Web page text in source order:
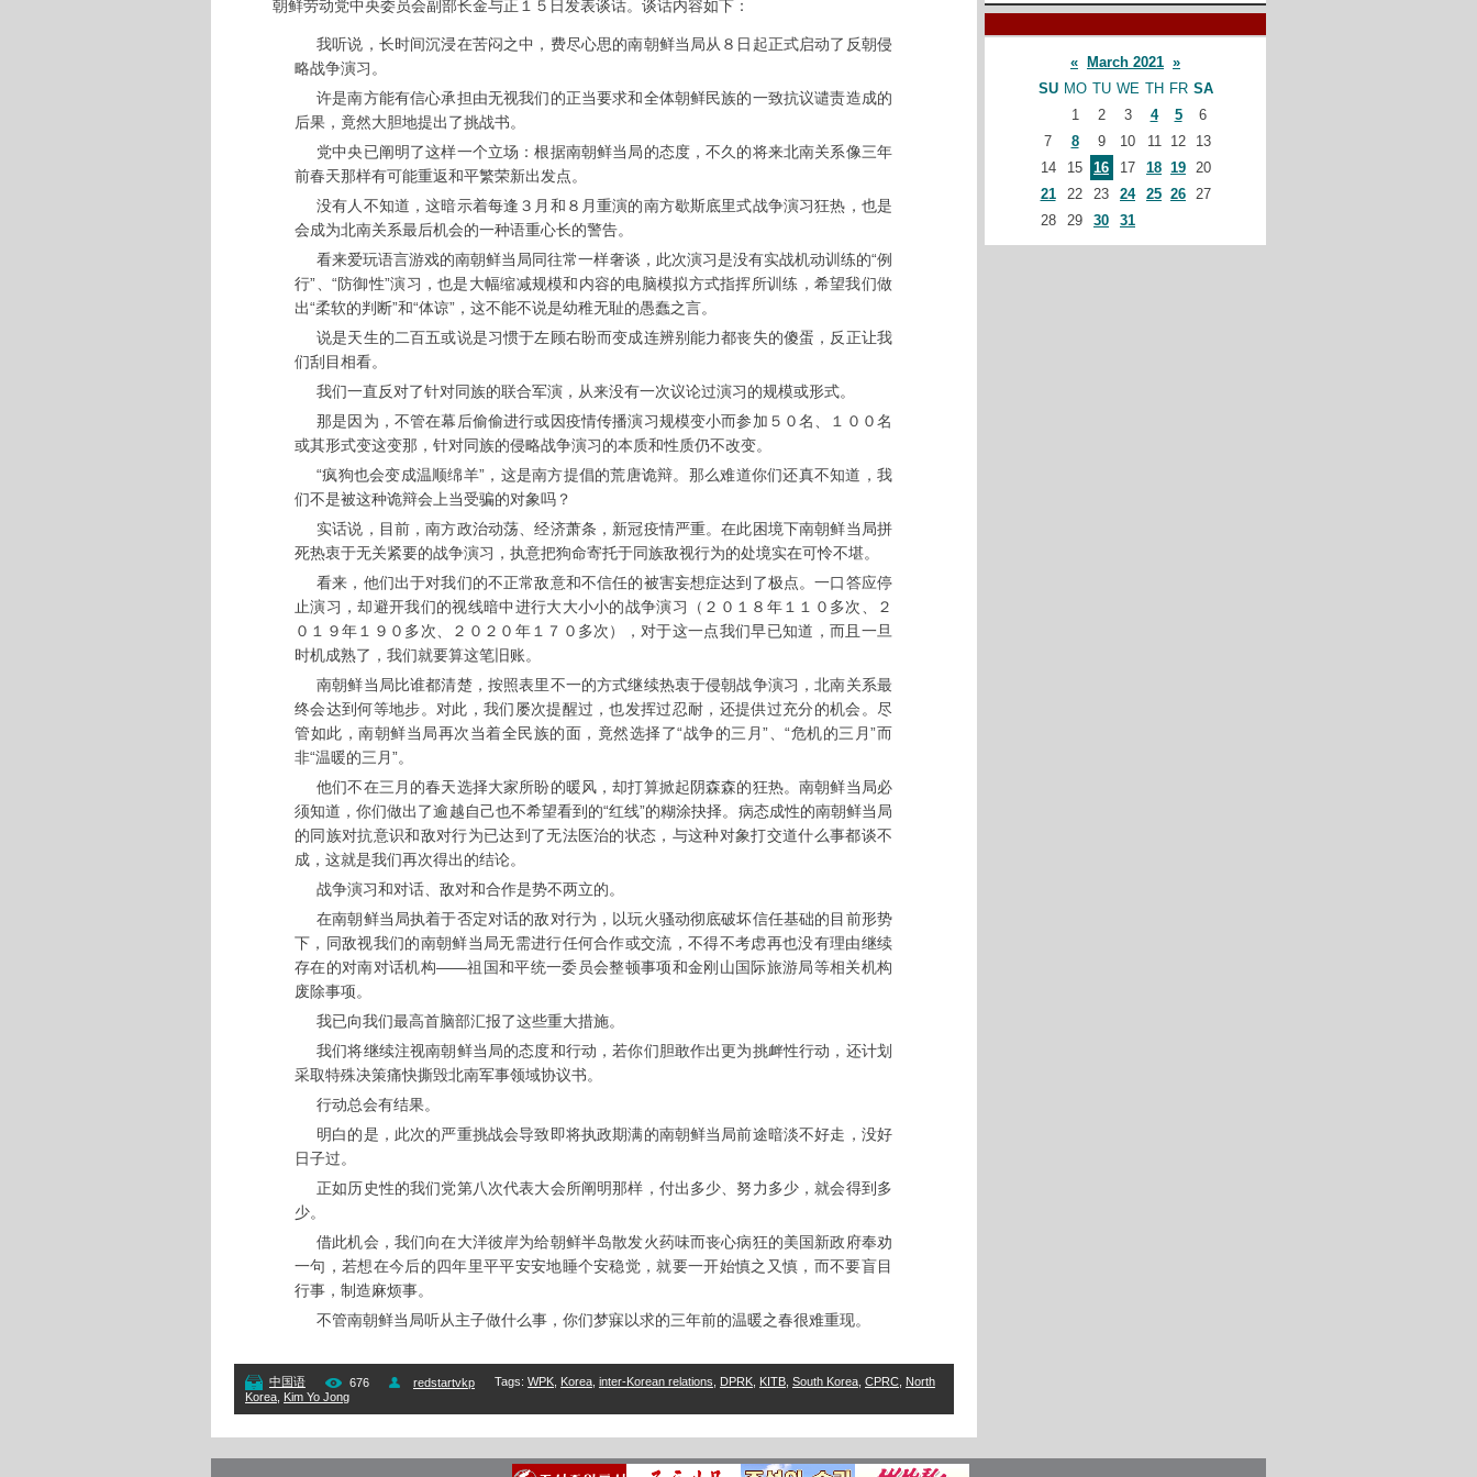
朝鲜劳动党中央委员会副部长金与正１５日发表谈话。谈话内容如下：
我听说，长时间沉浸在苦闷之中，费尽心思的南朝鲜当局从８日起正式启动了反朝侵
略战争演习。
许是南方能有信心承担由无视我们的正当要求和全体朝鲜民族的一致抗议谴责造成的
后果，竟然大胆地提出了挑战书。
党中央已阐明了这样一个立场：根据南朝鲜当局的态度，不久的将来北南关系像三年
前春天那样有可能重返和平繁荣新出发点。
没有人不知道，这暗示着每逢３月和８月重演的南方歇斯底里式战争演习狂热，也是
会成为北南关系最后机会的一种语重心长的警告。
看来爱玩语言游戏的南朝鲜当局同往常一样奢谈，此次演习是没有实战机动训练的“例
行”、“防御性”演习，也是大幅缩减规模和内容的电脑模拟方式指挥所训练，希望我们做
出“柔软的判断”和“体谅”，这不能不说是幼稚无耻的愚蠢之言。
说是天生的二百五或说是习惯于左顾右盼而变成连辨别能力都丧失的傻蛋，反正让我
们刮目相看。
我们一直反对了针对同族的联合军演，从来没有一次议论过演习的规模或形式。
那是因为，不管在幕后偷偷进行或因疫情传播演习规模变小而参加５０名、１００名
或其形式变这变那，针对同族的侵略战争演习的本质和性质仍不改变。
“疯狗也会变成温顺绵羊”，这是南方提倡的荒唐诡辩。那么难道你们还真不知道，我
们不是被这种诡辩会上当受骗的对象吗？
实话说，目前，南方政治动荡、经济萧条，新冠疫情严重。在此困境下南朝鲜当局拼
死热衷于无关紧要的战争演习，执意把狗命寄托于同族敌视行为的处境实在可怜不堪。
看来，他们出于对我们的不正常敌意和不信任的被害妄想症达到了极点。一口答应停
止演习，却避开我们的视线暗中进行大大小小的战争演习（２０１８年１１０多次、２
０１９年１９０多次、２０２０年１７０多次），对于这一点我们早已知道，而且一旦
时机成熟了，我们就要算这笔旧账。
南朝鲜当局比谁都清楚，按照表里不一的方式继续热衷于侵朝战争演习，北南关系最
终会达到何等地步。对此，我们屡次提醒过，也发挥过忍耐，还提供过充分的机会。尽
管如此，南朝鲜当局再次当着全民族的面，竟然选择了“战争的三月”、“危机的三月”而
非“温暖的三月”。
他们不在三月的春天选择大家所盼的暖风，却打算掀起阴森森的狂热。南朝鲜当局必
须知道，你们做出了逾越自己也不希望看到的“红线”的糊涂抉择。病态成性的南朝鲜当局
的同族对抗意识和敌对行为已达到了无法医治的状态，与这种对象打交道什么事都谈不
成，这就是我们再次得出的结论。
战争演习和对话、敌对和合作是势不两立的。
在南朝鲜当局执着于否定对话的敌对行为，以玩火骚动彻底破坏信任基础的目前形势
下，同敌视我们的南朝鲜当局无需进行任何合作或交流，不得不考虑再也没有理由继续
存在的对南对话机构——祖国和平统一委员会整顿事项和金刚山国际旅游局等相关机构
废除事项。
我已向我们最高首脑部汇报了这些重大措施。
我们将继续注视南朝鲜当局的态度和行动，若你们胆敢作出更为挑衅性行动，还计划
采取特殊决策痛快撕毁北南军事领域协议书。
行动总会有结果。
明白的是，此次的严重挑战会导致即将执政期满的南朝鲜当局前途暗淡不好走，没好
日子过。
正如历史性的我们党第八次代表大会所阐明那样，付出多少、努力多少，就会得到多
少。
借此机会，我们向在大洋彼岸为给朝鲜半岛散发火药味而丧心病狂的美国新政府奉劝
一句，若想在今后的四年里平平安安地睡个安稳觉，就要一开始慎之又慎，而不要盲目
行事，制造麻烦事。
不管南朝鲜当局听从主子做什么事，你们梦寐以求的三年前的温暖之春很难重现。
中国语 676 redstartvkp Tags: WPK Korea inter-Korean relations DPRK KITB South Korea CPRC North
Korea
Kim Yo Jong
« March 2021 »
SU MO TU WE TH FR SA
1
2 3 4 5
6
7
8 9 10 11 12
13
14
15 16 17 18 19 20
21
22 23 24 25 26 27
28
29 30 31